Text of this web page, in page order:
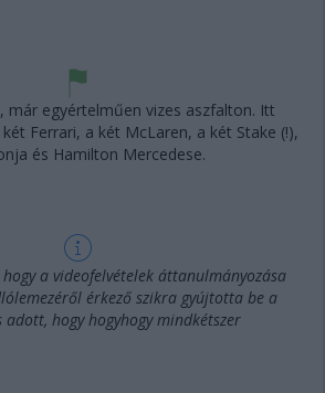
már egyértelműen vizes aszfalton. Itt
Ferrari, a két McLaren, a két Stake (!),
és Hamilton Mercedese.
hogy a videofelvételek áttanulmányozása
érkező szikra gyújtotta be a
adott, hogy hogyhogy mindkétszer